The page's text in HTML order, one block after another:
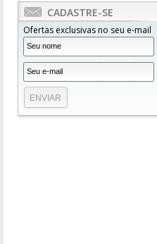
CADASTRE-SE
Ofertas exclusivas no seu e-mail